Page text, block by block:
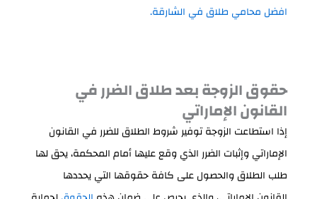
افضل محامي طلاق في الشارقة.
حقوق الزوجة بعد طلاق الضرر في
القانون الإماراتي
إذا استطاعت الزوجة توفير شروط الطلاق للضرر في القانون
الإماراتي وإثبات الضرر الذي وقع عليها أمام المحكمة، يحق لها
طلب الطلاق والحصول على كافة حقوقها التي يحددها